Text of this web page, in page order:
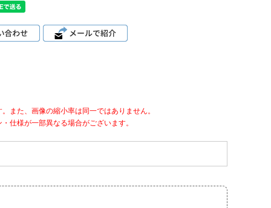
また、画像の縮小率は同一ではありません。
仕様が一部異なる場合がございます。